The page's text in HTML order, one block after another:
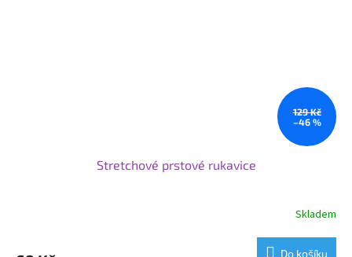
129 Kč
–46 %
Stretchové prstové rukavice
Skladem
Do košíku